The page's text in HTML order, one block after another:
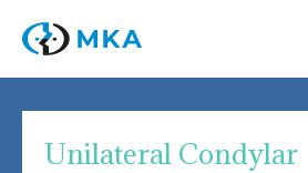
Unilateral Condylar